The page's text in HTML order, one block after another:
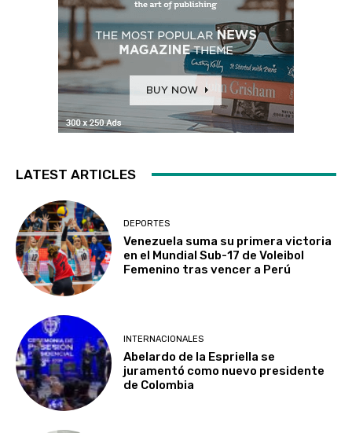
LATEST ARTICLES
DEPORTES
Venezuela suma su primera victoria
en el Mundial Sub-17 de Voleibol
Femenino tras vencer a Perú
INTERNACIONALES
Abelardo de la Espriella se
juramentó como nuevo presidente
de Colombia